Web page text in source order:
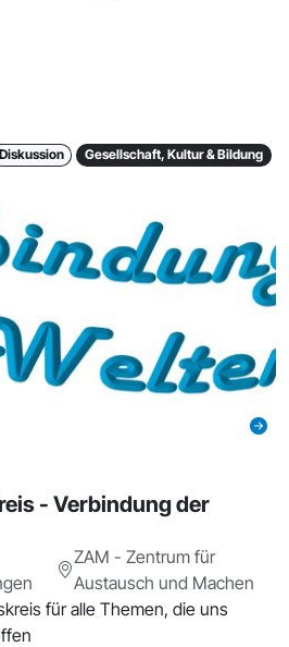
Diskussion Gesellschaft, Kultur & Bildung
- Verbindung der
ZAM - Zentrum für
Austausch und Machen
für alle Themen, die uns